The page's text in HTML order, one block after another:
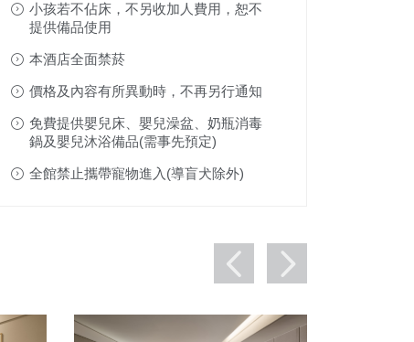
小孩若不佔床，不另收加人費用，恕不
提供備品使用
本酒店全面禁菸
價格及內容有所異動時，不再另行通知
免費提供嬰兒床、嬰兒澡盆、奶瓶消毒
鍋及嬰兒沐浴備品(需事先預定)
全館禁止攜帶寵物進入(導盲犬除外)